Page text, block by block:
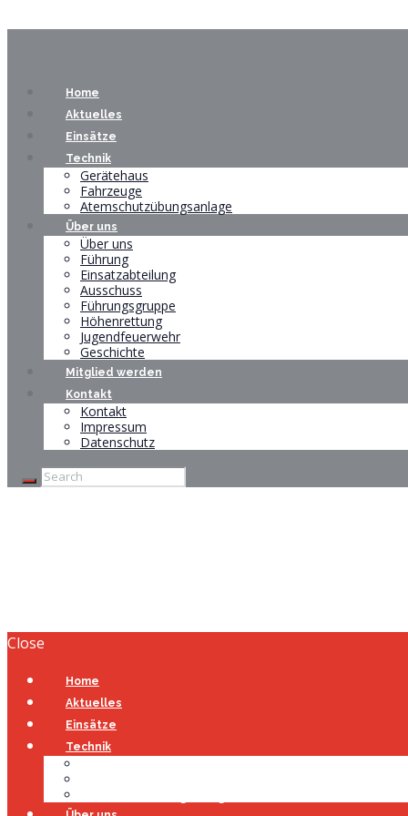
Home
Aktuelles
Einsätze
Technik
Gerätehaus
Fahrzeuge
Atemschutzübungsanlage
Über uns
Über uns
Führung
Einsatzabteilung
Ausschuss
Führungsgruppe
Höhenrettung
Jugendfeuerwehr
Geschichte
Mitglied werden
Kontakt
Kontakt
Impressum
Datenschutz
Close
Home
Aktuelles
Einsätze
Technik